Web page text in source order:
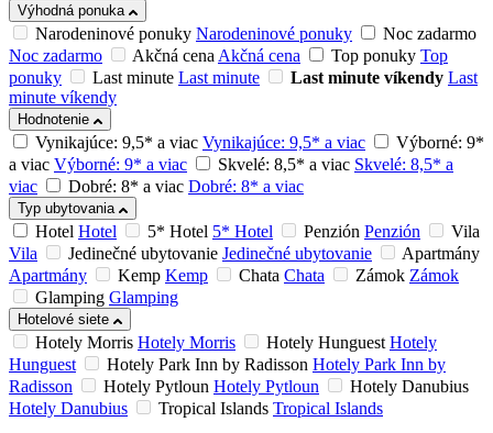
Výhodná ponuka
Narodeninové ponuky Narodeninové ponuky
Noc zadarmo
Noc zadarmo
Akčná cenaAkčná cena Top ponuky Top
ponuky
Last minute Last minute Last minute víkendy Last
minute víkendy
Hodnotenie
Vynikajúce: 9,5* a viac Vynikajúce: 9,5* a viac
Výborné: 9*
a viac Výborné: 9* a viac Skvelé: 8,5* a viac Skvelé: 8,5* a
viac
Dobré: 8* a viac Dobré: 8* a viac
Typ ubytovania
Hotel Hotel 5* Hotel 5* Hotel Penzión Penzión
Vila
Vila
Jedinečné ubytovanie Jedinečné ubytovanie
Apartmány
Apartmány
Kemp Kemp Chata Chata Zámok Zámok
Glamping Glamping
Hotelové siete
Hotely Morris Hotely Morris Hotely Hunguest Hotely
Hunguest
Hotely Park Inn by Radisson Hotely Park Inn by
Radisson
Hotely Pytloun Hotely Pytloun
Hotely Danubius
Hotely Danubius
Tropical Islands Tropical Islands